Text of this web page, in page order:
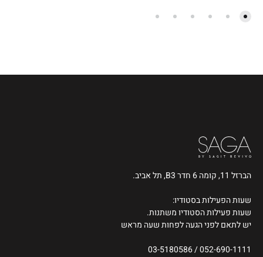
הברזל 11, קומה 6 חדר B3, תל אביב.
שעות הפעילות בסטודיו:
שעות פעילות הסטודיו משתנות.
יש לתאם לפני הגעה לפחות שעה מראש
052-690-1111
/
03-5180586